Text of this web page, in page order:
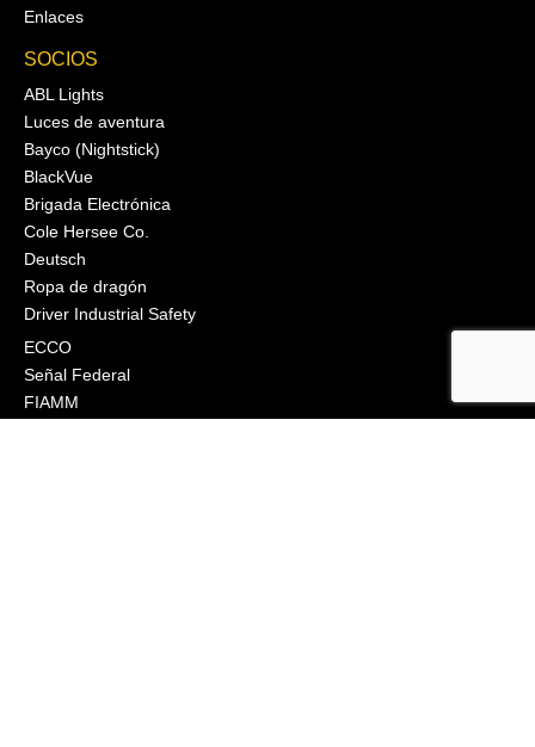
Enlaces
SOCIOS
ABL Lights
Luces de aventura
Bayco (Nightstick)
BlackVue
Brigada Electrónica
Cole Hersee Co.
Deutsch
Ropa de dragón
Driver Industrial Safety
ECCO
Señal Federal
FIAMM